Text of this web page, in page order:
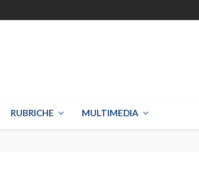
RUBRICHE MULTIMEDIA